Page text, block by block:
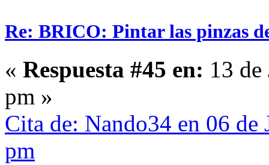
Re: BRICO: Pintar las pinzas
« Respuesta #45 en: 13
pm »
Cita de: Nando34 en 06
pm